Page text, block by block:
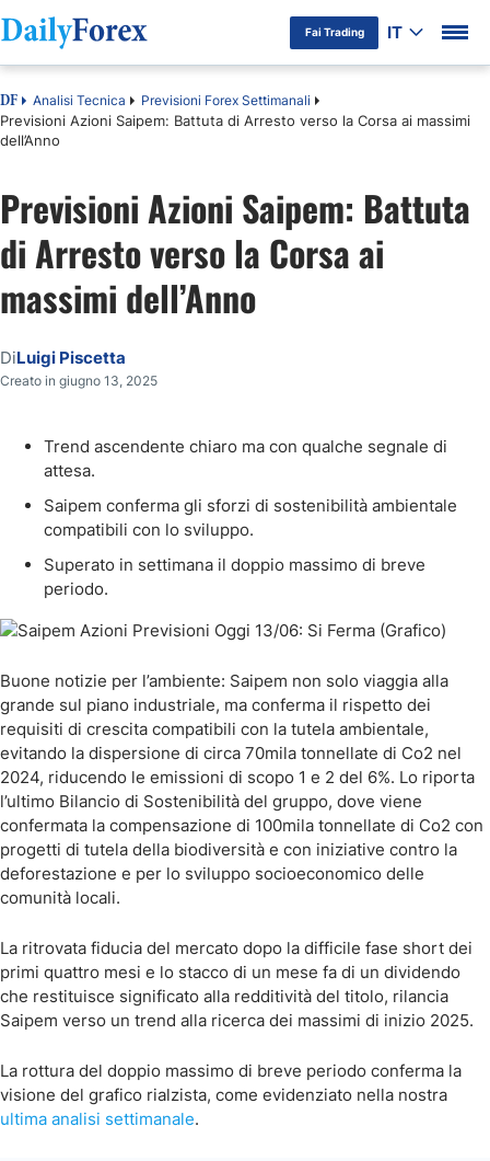
Fai Trading IT
DF Analisi Tecnica Previsioni Forex Settimanali
Previsioni Azioni Saipem: Battuta di Arresto verso la Corsa ai massimi
dell’Anno
Previsioni Azioni Saipem: Battuta
di Arresto verso la Corsa ai
massimi dell’Anno
DiLuigi Piscetta
Creato in giugno 13, 2025
Trend ascendente chiaro ma con qualche segnale di
attesa.
Saipem conferma gli sforzi di sostenibilità ambientale
compatibili con lo sviluppo.
Superato in settimana il doppio massimo di breve
periodo.
Buone notizie per l’ambiente: Saipem non solo viaggia alla
grande sul piano industriale, ma conferma il rispetto dei
requisiti di crescita compatibili con la tutela ambientale,
evitando la dispersione di circa 70mila tonnellate di Co2 nel
2024, riducendo le emissioni di scopo 1 e 2 del 6%. Lo riporta
l’ultimo Bilancio di Sostenibilità del gruppo, dove viene
confermata la compensazione di 100mila tonnellate di Co2 con
progetti di tutela della biodiversità e con iniziative contro la
deforestazione e per lo sviluppo socioeconomico delle
comunità locali.
La ritrovata fiducia del mercato dopo la difficile fase short dei
primi quattro mesi e lo stacco di un mese fa di un dividendo
che restituisce significato alla redditività del titolo, rilancia
Saipem verso un trend alla ricerca dei massimi di inizio 2025.
La rottura del doppio massimo di breve periodo conferma la
visione del grafico rialzista, come evidenziato nella nostra
ultima analisi settimanale.